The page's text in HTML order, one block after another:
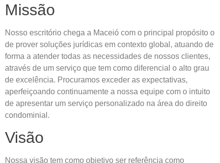
Missão
Nosso escritório chega a Maceió com o principal propósito o
de prover soluções jurídicas em contexto global, atuando de
forma a atender todas as necessidades de nossos clientes,
através de um serviço que tem como diferencial o alto grau
de excelência. Procuramos exceder as expectativas,
aperfeiçoando continuamente a nossa equipe com o intuito
de apresentar um serviço personalizado na área do direito
condominial.
Visão
Nossa visão tem como objetivo ser referência como